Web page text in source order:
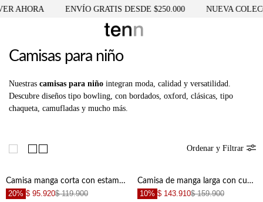
AHORA ENVÍO GRATIS DESDE $250.000 NUEVA
Camisas para niño
Nuestras camisas para niño integran moda, calidad y versatilidad.
Descubre diseños tipo bowling, con bordados, oxford, clásicas, tipo
chaqueta, camufladas y mucho más.
Ordenar y Filtrar
Camisa manga corta con estampado náutico en azul marino para niño
20% $ 95.920$ 119.900
Camisa de manga larga con cuello clásico en blanco para niño
10% $ 143.910$ 159.900